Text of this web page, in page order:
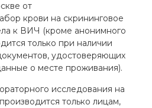
от
крови на скрининговое
к ВИЧ (кроме анонимного
только при наличии
удостоверяющих
о месте проживания).
исследования на
только лицам,